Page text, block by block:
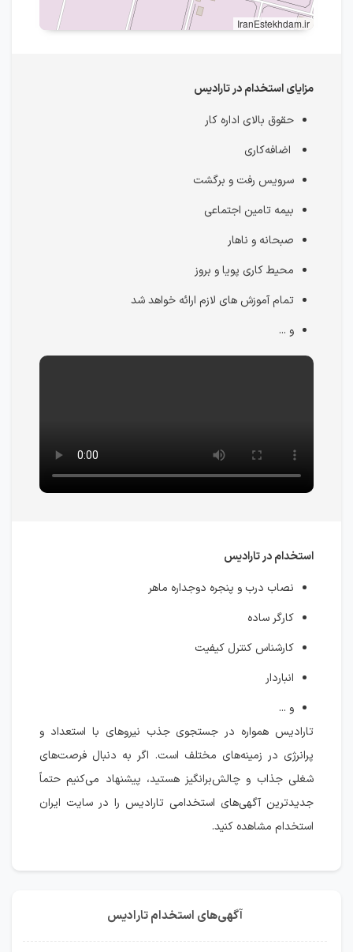
IranEstekhdam.ir
مزایای استخدام در تارادیس
حقوق بالای اداره کار
اضافه‌کاری
سرویس رفت و برگشت
بیمه تامین اجتماعی
صبحانه و ناهار
محیط کاری پویا و بروز
تمام آموزش های لازم ارائه خواهد شد
و ...
استخدام در تارادیس
نصاب درب و پنجره دوجداره ماهر
کارگر ساده
کارشناس کنترل کیفیت
انباردار
و ...
تارادیس همواره در جستجوی جذب نیروهای با استعداد و
پرانرژی در زمینه‌های مختلف است. اگر به دنبال فرصت‌های
شغلی جذاب و چالش‌برانگیز هستید، پیشنهاد می‌کنیم حتماً
جدیدترین آگهی‌های استخدامی تارادیس را در سایت ایران
استخدام مشاهده کنید.
آگهی‌های استخدام تارادیس